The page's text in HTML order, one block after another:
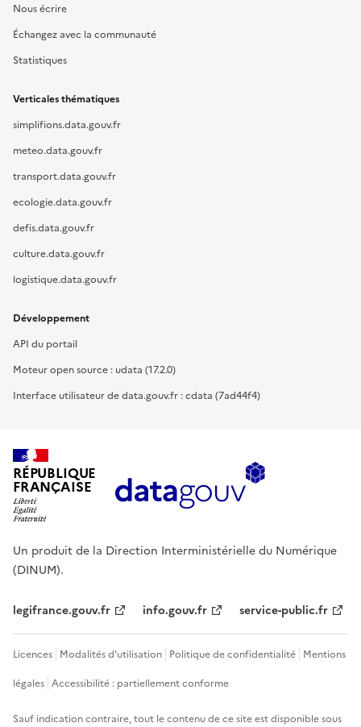
Nous écrire
Échangez avec la communauté
Statistiques
Verticales thématiques
simplifions.data.gouv.fr
meteo.data.gouv.fr
transport.data.gouv.fr
ecologie.data.gouv.fr
defis.data.gouv.fr
culture.data.gouv.fr
logistique.data.gouv.fr
Développement
API du portail
Moteur open source : udata (17.2.0)
Interface utilisateur de data.gouv.fr : cdata (7ad44f4)
RÉPUBLIQUE
FRANÇAISE
Un produit de la Direction Interministérielle du Numérique
(DINUM).
legifrance.gouv.fr info.gouv.fr service-public.fr
Licences Modalités d'utilisation Politique de confidentialité Mentions
légales Accessibilité : partiellement conforme
Sauf indication contraire, tout le contenu de ce site est disponible sous